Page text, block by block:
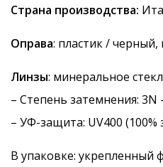
Страна производства:
Оправа: пластик /
Линзы: минеральное
– Степень затемнения: 3N
– УФ-защита: UV400
В упаковке: укрепленный